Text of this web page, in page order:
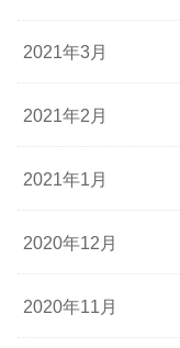
2021年3月
2021年2月
2021年1月
2020年12月
2020年11月